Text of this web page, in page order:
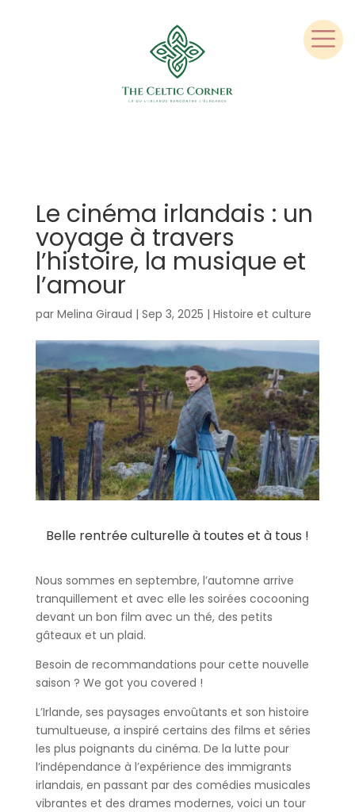
Le cinéma irlandais : un
voyage à travers
l’histoire, la musique et
l’amour
par Melina Giraud | Sep 3, 2025 | Histoire et culture
Belle rentrée culturelle à toutes et à tous !
Nous sommes en septembre, l’automne arrive
tranquillement et avec elle les soirées cocooning
devant un bon film avec un thé, des petits
gâteaux et un plaid.
Besoin de recommandations pour cette nouvelle
saison ? We got you covered !
L’Irlande, ses paysages envoûtants et son histoire
tumultueuse, a inspiré certains des films et séries
les plus poignants du cinéma. De la lutte pour
l’indépendance à l’expérience des immigrants
irlandais, en passant par des comédies musicales
vibrantes et des drames modernes, voici un tour